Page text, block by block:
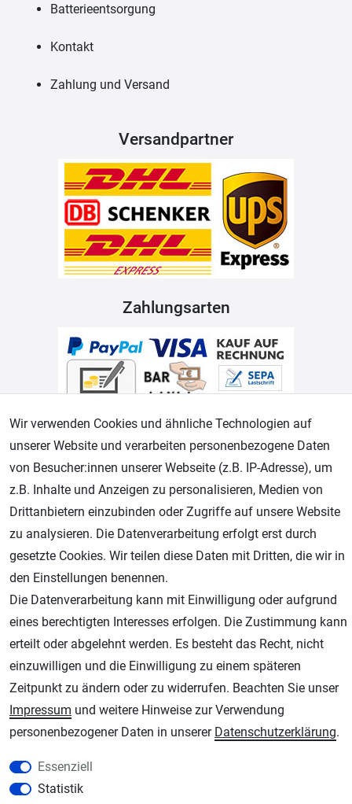
Batterieentsorgung
Kontakt
Zahlung und Versand
Versandpartner
Zahlungsarten
Geprüfter Shop
AGB Widerrufsrecht Datenschutz Impressum
Unsere weiteren Shops:
Schmincke-City.de
Plotter-City.com
Schneideplotter, Transferpressen, Siebdruck und Plotterfolien
Wir verwenden Cookies und ähnliche Technologien auf
unserer Website und verarbeiten personenbezogene Daten
von Besucher:innen unserer Webseite (z.B. IP-Adresse), um
z.B. Inhalte und Anzeigen zu personalisieren, Medien von
Drittanbietern einzubinden oder Zugriffe auf unsere Website
zu analysieren. Die Datenverarbeitung erfolgt erst durch
gesetzte Cookies. Wir teilen diese Daten mit Dritten, die wir in
den Einstellungen benennen.
Die Datenverarbeitung kann mit Einwilligung oder aufgrund
eines berechtigten Interesses erfolgen. Die Zustimmung kann
erteilt oder abgelehnt werden. Es besteht das Recht, nicht
einzuwilligen und die Einwilligung zu einem späteren
Zeitpunkt zu ändern oder zu widerrufen. Beachten Sie unser
Impressum und weitere Hinweise zur Verwendung
personenbezogener Daten in unserer Daten­schutz­erklärung.
Essenziell
Statistik